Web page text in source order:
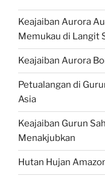
Keajaiban Aurora
Memukau di Langit
Keajaiban Aurora
Petualangan di
Asia
Keajaiban Gurun
Menakjubkan
Hutan Hujan